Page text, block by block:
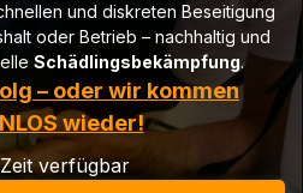
und diskreten Beseitigung
oder Betrieb – nachhaltig und
Schädlingsbekämpfung.
– oder wir kommen
wieder!
verfügbar